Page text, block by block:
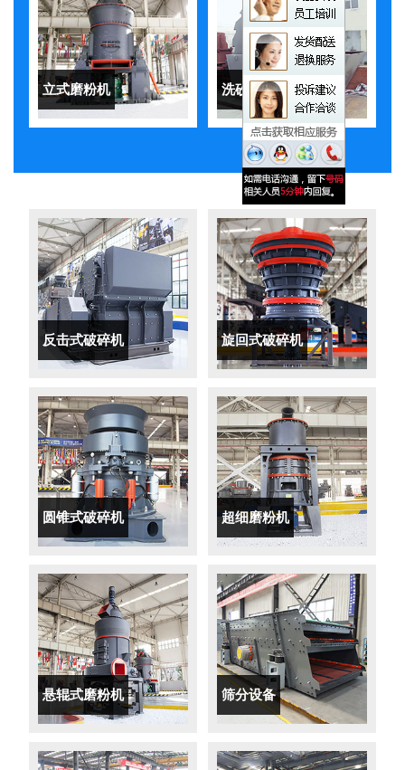
立式磨粉机 洗砂机
反击式破碎机 旋回式破碎机
圆锥式破碎机 超细磨粉机
悬辊式磨粉机 筛分设备